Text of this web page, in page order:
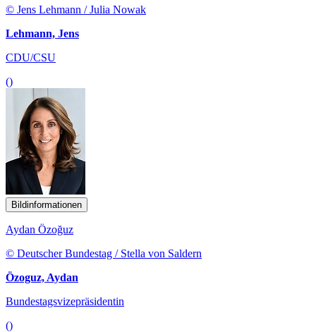
© Jens Lehmann / Julia Nowak
Lehmann, Jens
CDU/CSU
()
Bildinformationen
Aydan Özoğuz
© Deutscher Bundestag / Stella von Saldern
Özoguz, Aydan
Bundestagsvizepräsidentin
()